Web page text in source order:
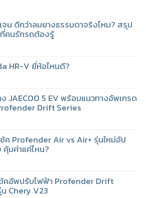
จน ดีกว่าลมยางธรรมดาจริงไหม? สรุป
คนรักรถต้องรู้
HR-V ยี่ห้อไหนดี?
ง JAECOO 5 EV พร้อมแนวทางอัพเกรด
Drift Series
ช้ค Profender Air vs Air+ รุ่นใหม่อัป
คุ้มค่าแค่ไหน?
ช้คอัพปรับไฟฟ้า Profender Drift
Chery V23